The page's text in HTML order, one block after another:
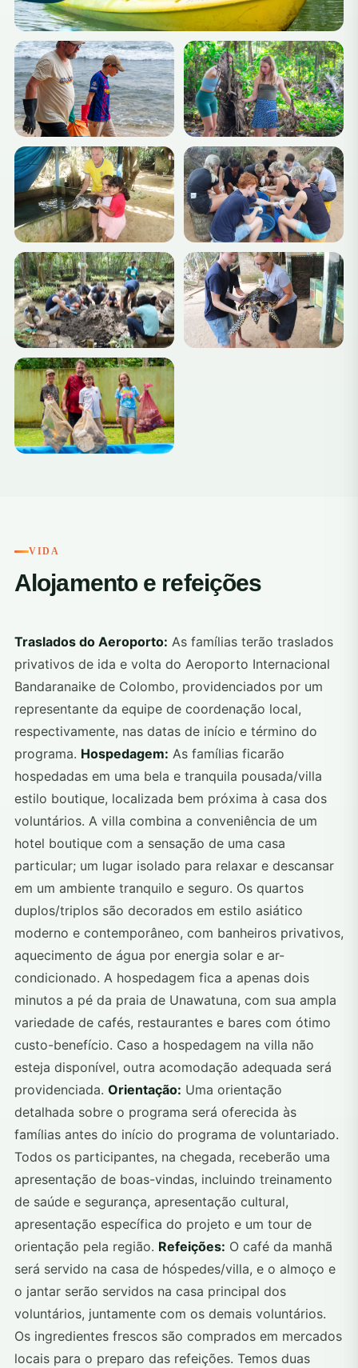
VIDA
Alojamento e refeições
Traslados do Aeroporto: As famílias terão traslados
privativos de ida e volta do Aeroporto Internacional
Bandaranaike de Colombo, providenciados por um
representante da equipe de coordenação local,
respectivamente, nas datas de início e término do
programa. Hospedagem: As famílias ficarão
hospedadas em uma bela e tranquila pousada/villa
estilo boutique, localizada bem próxima à casa dos
voluntários. A villa combina a conveniência de um
hotel boutique com a sensação de uma casa
particular; um lugar isolado para relaxar e descansar
em um ambiente tranquilo e seguro. Os quartos
duplos/triplos são decorados em estilo asiático
moderno e contemporâneo, com banheiros privativos,
aquecimento de água por energia solar e ar-
condicionado. A hospedagem fica a apenas dois
minutos a pé da praia de Unawatuna, com sua ampla
variedade de cafés, restaurantes e bares com ótimo
custo-benefício. Caso a hospedagem na villa não
esteja disponível, outra acomodação adequada será
providenciada. Orientação: Uma orientação
detalhada sobre o programa será oferecida às
famílias antes do início do programa de voluntariado.
Todos os participantes, na chegada, receberão uma
apresentação de boas-vindas, incluindo treinamento
de saúde e segurança, apresentação cultural,
apresentação específica do projeto e um tour de
orientação pela região. Refeições: O café da manhã
será servido na casa de hóspedes/villa, e o almoço e
o jantar serão servidos na casa principal dos
voluntários, juntamente com os demais voluntários.
Os ingredientes frescos são comprados em mercados
locais para o preparo das refeições. Temos duas